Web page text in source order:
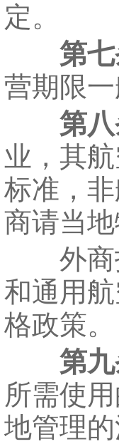
定。
第
营期限
第
业，其
标准，
商请当地
外商
和通用
格政策。
第
所需使
地管理